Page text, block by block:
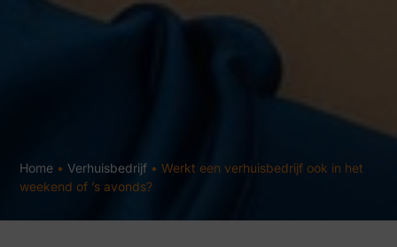
Home •Verhuisbedrijf •Werkt een verhuisbedrijf ook in het
weekend of ’s avonds?